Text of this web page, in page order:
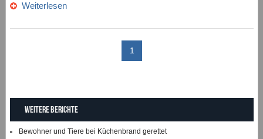
Weiterlesen
1
Weitere Berichte
Bewohner und Tiere bei Küchenbrand gerettet